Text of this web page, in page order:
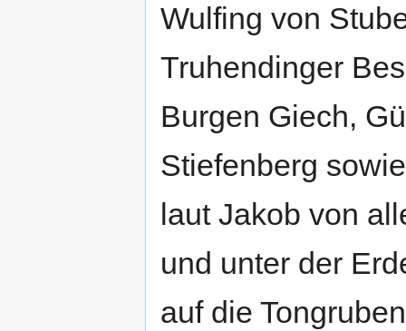
Wulfing von
Truhendinger
Burgen Giech,
Stiefenberg
laut Jakob von
und unter der
auf die